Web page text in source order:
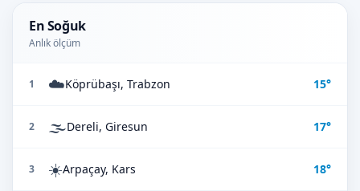
En Soğuk
Anlık ölçüm
1 ☁️Köprübaşı, Trabzon 15°
2 🌫️Dereli, Giresun 17°
3 ☀️Arpaçay, Kars 18°